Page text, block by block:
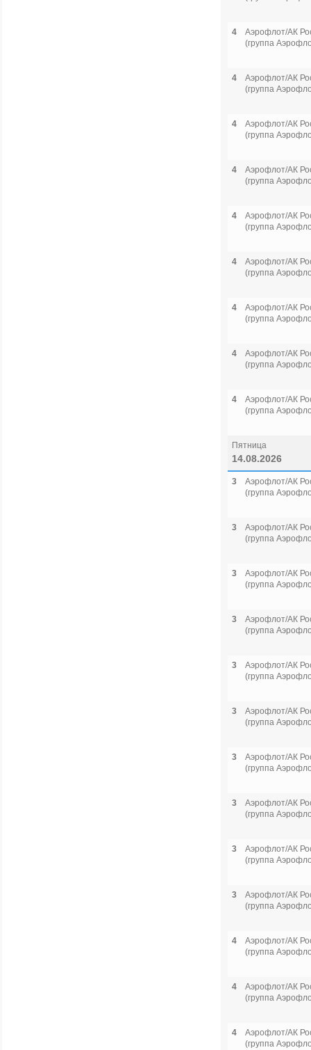
4
Аэрофлот/АК
(группа
4
Аэрофлот/АК
(группа
4
Аэрофлот/АК
(группа
4
Аэрофлот/АК
(группа
4
Аэрофлот/АК
(группа
4
Аэрофлот/АК
(группа
4
Аэрофлот/АК
(группа
4
Аэрофлот/АК
(группа
4
Аэрофлот/АК
(группа
Пятница
14.08.2026
3
Аэрофлот/АК
(группа
3
Аэрофлот/АК
(группа
3
Аэрофлот/АК
(группа
3
Аэрофлот/АК
(группа
3
Аэрофлот/АК
(группа
3
Аэрофлот/АК
(группа
3
Аэрофлот/АК
(группа
3
Аэрофлот/АК
(группа
3
Аэрофлот/АК
(группа
3
Аэрофлот/АК
(группа
4
Аэрофлот/АК
(группа
4
Аэрофлот/АК
(группа
4
Аэрофлот/АК
(группа